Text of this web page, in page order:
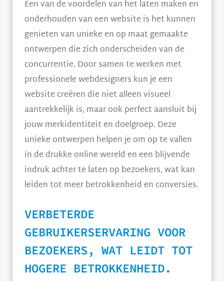
Een van de voordelen van het laten maken en
onderhouden van een website is het kunnen
genieten van unieke en op maat gemaakte
ontwerpen die zich onderscheiden van de
concurrentie. Door samen te werken met
professionele webdesigners kun je een
website creëren die niet alleen visueel
aantrekkelijk is, maar ook perfect aansluit bij
jouw merkidentiteit en doelgroep. Deze
unieke ontwerpen helpen je om op te vallen
in de drukke online wereld en een blijvende
indruk achter te laten op bezoekers, wat kan
leiden tot meer betrokkenheid en conversies.
VERBETERDE
GEBRUIKERSERVARING VOOR
BEZOEKERS, WAT LEIDT TOT
HOGERE BETROKKENHEID.